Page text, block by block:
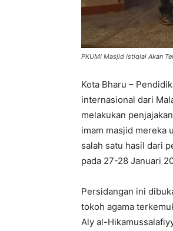
PKUMI Masjid Istiqlal Akan
Kota Bharu –
internasional dari
melakukan
imam masjid mereka
salah satu hasil dari
pada 27-28 Januari
Persidangan ini
tokoh agama
Aly al-